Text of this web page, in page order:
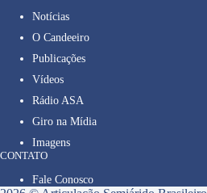
Notícias
O Candeeiro
Publicações
Vídeos
Rádio ASA
Giro na Mídia
Imagens
CONTATO
Fale Conosco